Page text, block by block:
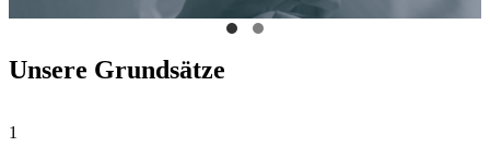
Unsere Grundsätze
1